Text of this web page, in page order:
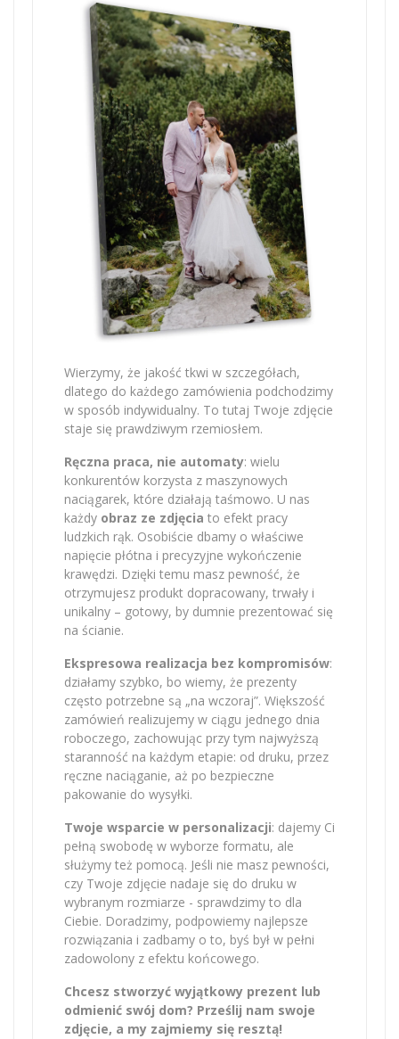
Wierzymy, że jakość tkwi w szczegółach,
dlatego do każdego zamówienia podchodzimy
w sposób indywidualny. To tutaj Twoje zdjęcie
staje się prawdziwym rzemiosłem.
Ręczna praca, nie automaty: wielu
konkurentów korzysta z maszynowych
naciągarek, które działają taśmowo. U nas
każdy obraz ze zdjęcia to efekt pracy
ludzkich rąk. Osobiście dbamy o właściwe
napięcie płótna i precyzyjne wykończenie
krawędzi. Dzięki temu masz pewność, że
otrzymujesz produkt dopracowany, trwały i
unikalny – gotowy, by dumnie prezentować się
na ścianie.
Ekspresowa realizacja bez kompromisów:
działamy szybko, bo wiemy, że prezenty
często potrzebne są „na wczoraj”. Większość
zamówień realizujemy w ciągu jednego dnia
roboczego, zachowując przy tym najwyższą
staranność na każdym etapie: od druku, przez
ręczne naciąganie, aż po bezpieczne
pakowanie do wysyłki.
Twoje wsparcie w personalizacji: dajemy Ci
pełną swobodę w wyborze formatu, ale
służymy też pomocą. Jeśli nie masz pewności,
czy Twoje zdjęcie nadaje się do druku w
wybranym rozmiarze - sprawdzimy to dla
Ciebie. Doradzimy, podpowiemy najlepsze
rozwiązania i zadbamy o to, byś był w pełni
zadowolony z efektu końcowego.
Chcesz stworzyć wyjątkowy prezent lub
odmienić swój dom? Prześlij nam swoje
zdjęcie, a my zajmiemy się resztą!